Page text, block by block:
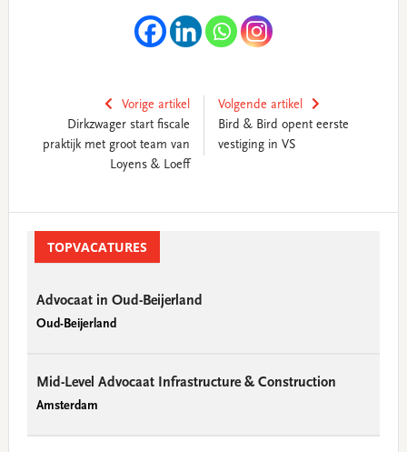
Vorige artikel
Dirkzwager start fiscale
praktijk met groot team van
Loyens & Loeff
Volgende artikel
Bird & Bird opent eerste
vestiging in VS
SidebarTOPVACATURES
Advocaat in Oud-Beijerland
Oud-Beijerland
Mid-Level Advocaat Infrastructure & Construction
Amsterdam